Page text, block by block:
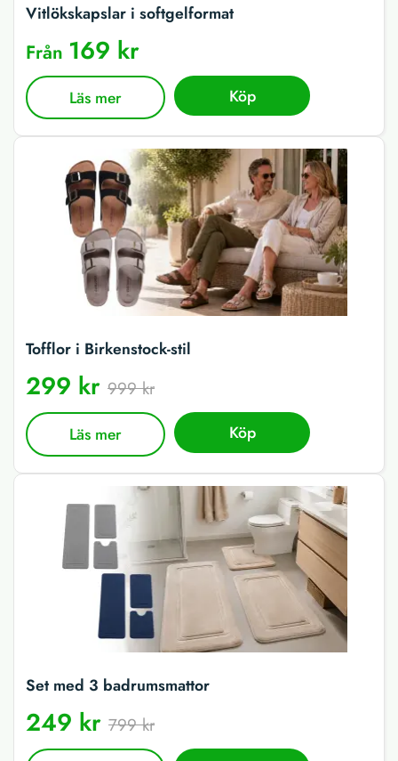
Vitlökskapslar i softgelformat
Från 169 kr
Läs mer Köp
Tofflor i Birkenstock-stil
299 kr 999 kr
Läs mer Köp
Set med 3 badrumsmattor
249 kr 799 kr